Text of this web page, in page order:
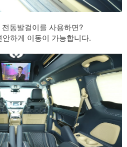
동발걸이를 사용하면?
하게 이동이 가능합니다.